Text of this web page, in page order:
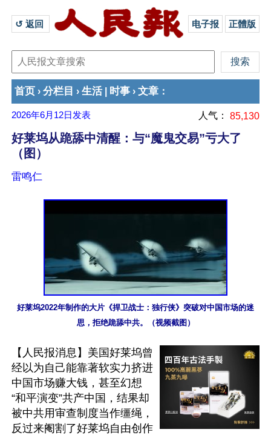
↺ 返回 电子报 正體版
首页 › 分栏目 › 生活 时事 › 文章 ：
2026年6月12日 发表 人气： 85,130
好莱坞从跪舔中清醒：与“魔鬼交易”亏大了
（图）
雷鸣仁
好莱坞2022年制作的大片《捍卫战士：独行侠》突破对中国市场的迷
思，拒绝跪舔中共。（视频截图）
【人民报消息】美国好莱坞曾
经以为自己能靠著软实力挤进
中国市场赚大钱，甚至幻想
“和平演变”共产中国，结果却
被中共用审查制度当作缰绳，
反过来阉割了好莱坞自由创作